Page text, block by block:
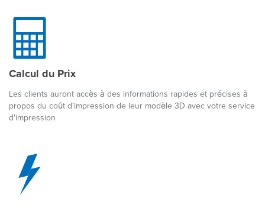
Calcul du Prix
Les clients auront accès à des informations rapides et précises à
propos du coût d'impression de leur modèle 3D avec votre service
d'impression